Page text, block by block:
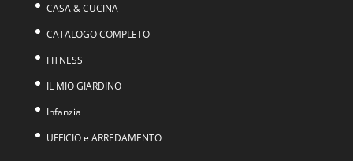
CASA & CUCINA
CATALOGO COMPLETO
FITNESS
IL MIO GIARDINO
Infanzia
UFFICIO e ARREDAMENTO